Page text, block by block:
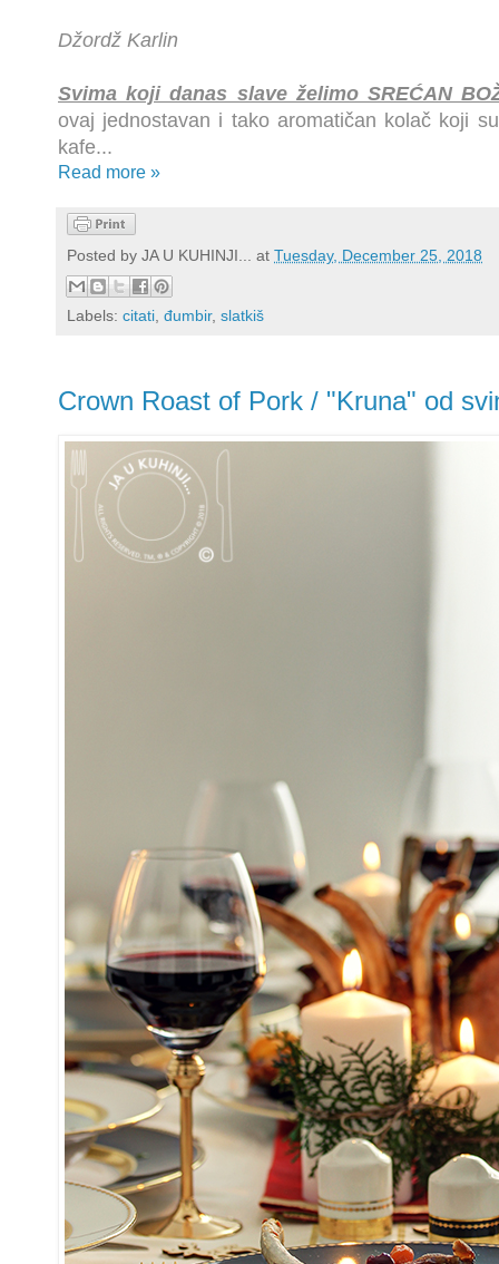
Džordž Karlin
Svima koji danas slave želimo SREĆAN
ovaj jednostavan i tako aromatičan kolač koji
kafe...
Read more »
Posted by JA U KUHINJI... at Tuesday, December 25, 2018
Labels: citati đumbir, slatkiš
Crown Roast of Pork / "Kruna" od